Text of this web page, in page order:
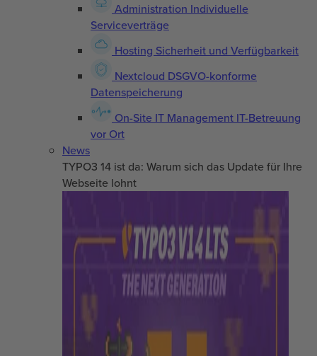
Administration Individuelle
Serviceverträge
Hosting Sicherheit und Verfügbarkeit
Nextcloud DSGVO-konforme
Datenspeicherung
On-Site IT Management IT-Betreuung
vor Ort
News
TYPO3 14 ist da: Warum sich das Update für Ihre
Webseite lohnt